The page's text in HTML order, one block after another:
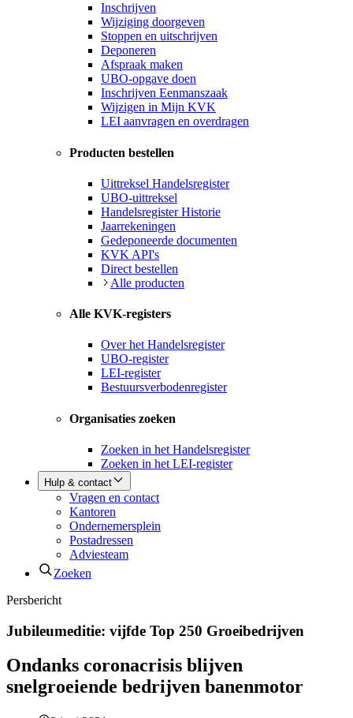
Inschrijven
Wijziging doorgeven
Stoppen en uitschrijven
Deponeren
Afspraak maken
UBO-opgave doen
Inschrijven Eenmanszaak
Wijzigen in Mijn KVK
LEI aanvragen en overdragen
Producten bestellen
Uittreksel Handelsregister
UBO-uittreksel
Handelsregister Historie
Jaarrekeningen
Gedeponeerde documenten
KVK API's
Direct bestellen
Alle producten
Alle KVK-registers
Over het Handelsregister
UBO-register
LEI-register
Bestuursverbodenregister
Organisaties zoeken
Zoeken in het Handelsregister
Zoeken in het LEI-register
Hulp & contact
Vragen en contact
Kantoren
Ondernemersplein
Postadressen
Adviesteam
Zoeken
Persbericht
Jubileumeditie: vijfde Top 250 Groeibedrijven
Ondanks coronacrisis blijven
snelgroeiende bedrijven banenmotor